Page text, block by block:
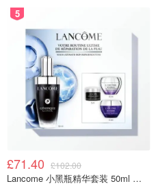
5
£71.40 £102.00
Lancome 小黑瓶精华套装 50ml 价值£162